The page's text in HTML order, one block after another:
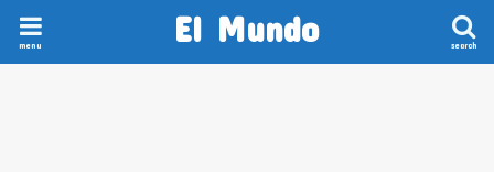
El Mundo search
menu